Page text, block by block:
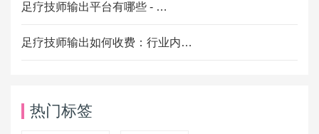
足疗技师输出平台有哪些 - …
足疗技师输出如何收费：行业内…
热门标签